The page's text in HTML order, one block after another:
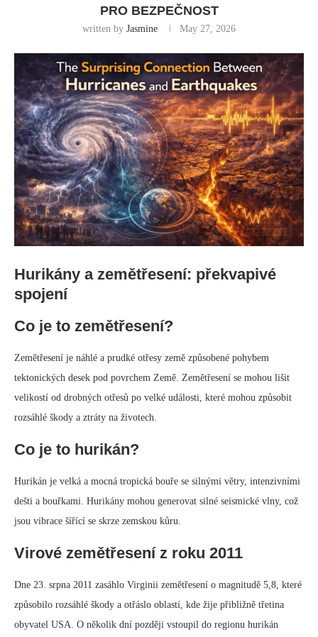
PRO BEZPEČNOST
written by Jasmine May 27, 2026
Hurikány a zemětřesení: překvapivé
spojení
Co je to zemětřesení?
Zemětřesení je náhlé a prudké otřesy země způsobené pohybem
tektonických desek pod povrchem Země. Zemětřesení se mohou lišit
velikostí od drobných otřesů po velké události, které mohou způsobit
rozsáhlé škody a ztráty na životech.
Co je to hurikán?
Hurikán je velká a mocná tropická bouře se silnými větry, intenzivními
dešti a bouřkami. Hurikány mohou generovat silné seismické vlny, což
jsou vibrace šířící se skrze zemskou kůru.
Virové zemětřesení z roku 2011
Dne 23. srpna 2011 zasáhlo Virginii zemětřesení o magnitudě 5,8, které
způsobilo rozsáhlé škody a otřáslo oblastí, kde žije přibližně třetina
obyvatel USA. O několik dní později vstoupil do regionu hurikán